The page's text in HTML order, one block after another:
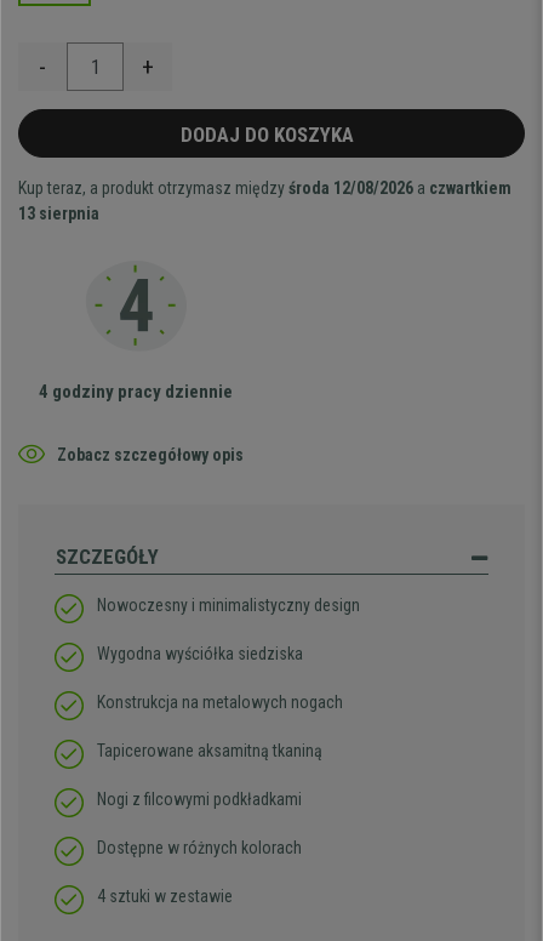
- +
DODAJ DO KOSZYKA
Kup teraz, a produkt otrzymasz międzyśroda 12/08/2026 a czwartkiem
13 sierpnia
4 godziny pracy dziennie
Zobacz szczegółowy opis
SZCZEGÓŁY
Nowoczesny i minimalistyczny design
Wygodna wyściółka siedziska
Konstrukcja na metalowych nogach
Tapicerowane aksamitną tkaniną
Nogi z filcowymi podkładkami
Dostępne w różnych kolorach
4 sztuki w zestawie